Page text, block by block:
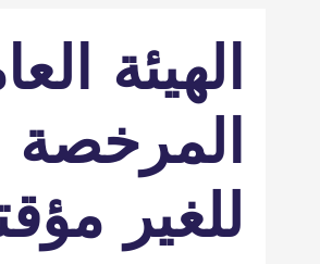
الهيئة
المرخصة
للغير